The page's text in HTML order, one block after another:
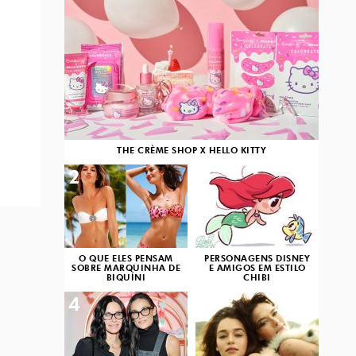
THE CRÈME SHOP X HELLO KITTY
O QUE ELES PENSAM
SOBRE MARQUINHA DE
BIQUÍNI
2
PERSONAGENS DISNEY
E AMIGOS EM ESTILO
CHIBI
3
4